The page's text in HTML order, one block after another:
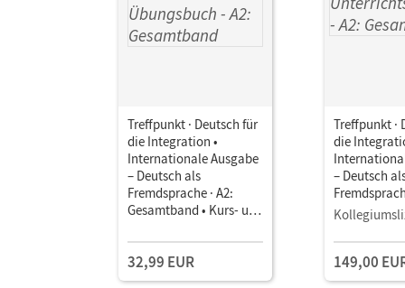
Treffpunkt · Deutsch für
die Integration •
Internationale Ausgabe
– Deutsch als
Fremdsprache · A2:
Gesamtband • Kurs- und
32,99 EUR
Treffpunkt ·
die
– Deutsch
Book mit
und
149,00